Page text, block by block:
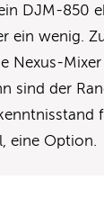
DJM-850
ein wenig.
Nexus-
sind der
eine Option.